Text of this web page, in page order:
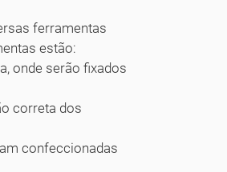
ferramentas
estão:
onde serão fixados
correta dos
confeccionadas